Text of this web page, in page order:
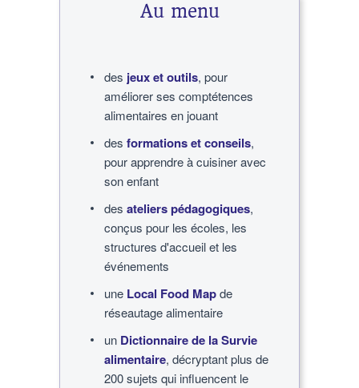
Au menu
des jeux et outils, pour
améliorer ses comptétences
alimentaires en jouant
des formations et conseils,
pour apprendre à cuisiner avec
son enfant
des ateliers pédagogiques,
conçus pour les écoles, les
structures d'accueil et les
événements
une Local Food Mapde
réseautage alimentaire
un Dictionnaire de la Survie
alimentaire, décryptant plus de
200 sujets qui influencent le